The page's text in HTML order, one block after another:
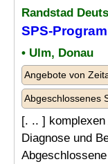
Randstad
SPS-
• Ulm, Donau
Angebote von
Abgeschlossenes
[. .. ]
Diagnose und